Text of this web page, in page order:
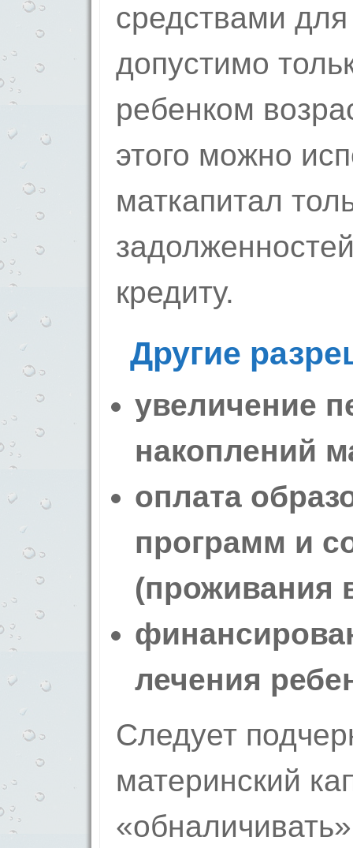
средствами
допустимо
ребенком
этого можно
маткапитал
кредиту.
Другие
увеличение
накоплений
оплата
программ и
(проживания
лечения
Следует
материнский